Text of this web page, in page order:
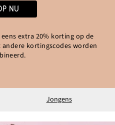
NU
extra 20% korting op de
kortingscodes worden
Jongens